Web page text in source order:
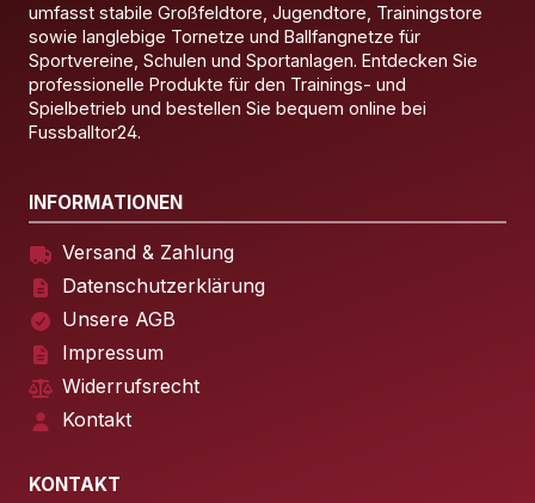
umfasst stabile Großfeldtore, Jugendtore, Trainingstore
sowie langlebige Tornetze und Ballfangnetze für
Sportvereine, Schulen und Sportanlagen. Entdecken Sie
professionelle Produkte für den Trainings- und
Spielbetrieb und bestellen Sie bequem online bei
Fussballtor24.
INFORMATIONEN
Versand & Zahlung
Datenschutzerklärung
Unsere AGB
Impressum
Widerrufsrecht
Kontakt
KONTAKT